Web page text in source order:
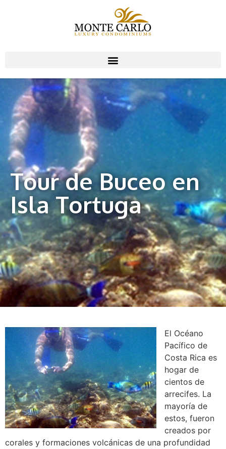
Tour de Buceo en
Isla Tortuga
El Océano
Pacífico de
Costa Rica es
hogar de
cientos de
arrecifes. La
mayoría de
estos, fueron
creados por
corales y formaciones volcánicas de una profundidad